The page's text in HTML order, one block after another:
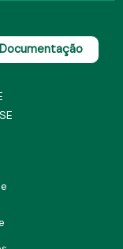
Documentação